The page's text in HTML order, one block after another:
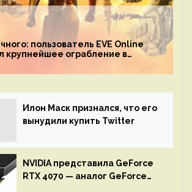
пользователь EVE Online
крупнейшее ограбление в
Илон Маск признался, что его
вынудили купить Twitter
NVIDIA представила GeForce
RTX 4070 — аналог GeForce